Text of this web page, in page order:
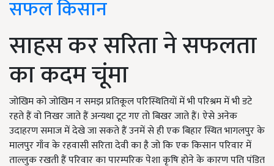
सफल किसान
साहस कर सरिता ने सफलता
का कदम चूंमा
जोखिम को जोखिम न समझ प्रतिकूल परिस्थितियों में भी परिश्रम में भी डटे
रहते हैं वो निखर जाते हैं अन्यथा टूट गए तो बिखर जाते हैं। ऐसे अनेक
उदाहरण समाज में देखे जा सकते हैं उनमें से ही एक बिहार स्थित भागलपुर के
मालपुर गाँव के रहवासी सरिता देवी का है जो कि एक किसान परिवार में
ताल्लुक रखती हैं परिवार का पारम्परिक पेशा कृषि होने के कारण पति पंडित